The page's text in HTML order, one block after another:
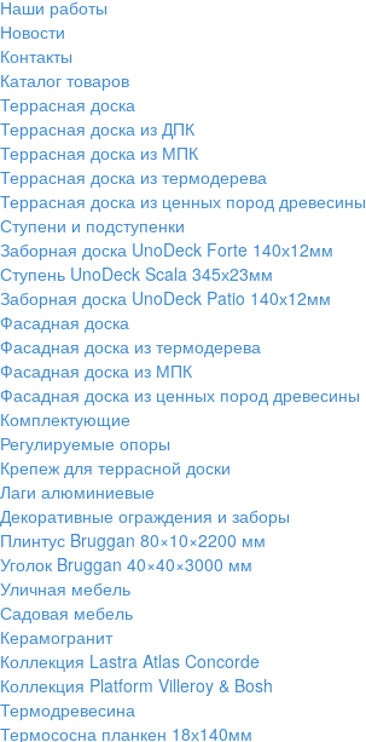
Наши работы
Новости
Контакты
Каталог товаров
Террасная доска
Террасная доска из ДПК
Террасная доска из МПК
Террасная доска из термодерева
Террасная доска из ценных пород древесины
Ступени и подступенки
Заборная доска UnoDeck Forte 140х12мм
Ступень UnoDeck Scala 345х23мм
Заборная доска UnoDeck Patio 140х12мм
Фасадная доска
Фасадная доска из термодерева
Фасадная доска из МПК
Фасадная доска из ценных пород древесины
Комплектующие
Регулируемые опоры
Крепеж для террасной доски
Лаги алюминиевые
Декоративные ограждения и заборы
Плинтус Bruggan 80×10×2200 мм
Уголок Bruggan 40×40×3000 мм
Уличная мебель
Садовая мебель
Керамогранит
Коллекция Lastra Atlas Concorde
Коллекция Platform Villeroy & Bosh
Термодревесина
Термососна планкен 18х140мм